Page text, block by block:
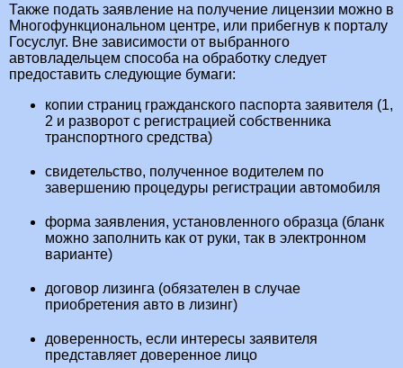
Также подать заявление на получение лицензии можно в
Многофункциональном центре, или прибегнув к порталу
Госуслуг. Вне зависимости от выбранного
автовладельцем способа на обработку следует
предоставить следующие бумаги:
копии страниц гражданского паспорта заявителя (1,
2 и разворот с регистрацией собственника
транспортного средства)
свидетельство, полученное водителем по
завершению процедуры регистрации автомобиля
форма заявления, установленного образца (бланк
можно заполнить как от руки, так в электронном
варианте)
договор лизинга (обязателен в случае
приобретения авто в лизинг)
доверенность, если интересы заявителя
представляет доверенное лицо